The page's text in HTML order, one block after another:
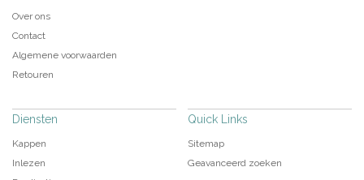
Over ons
Contact
Algemene voorwaarden
Retouren
Diensten
Kappen
Inlezen
Quick Links
Sitemap
Geavanceerd zoeken